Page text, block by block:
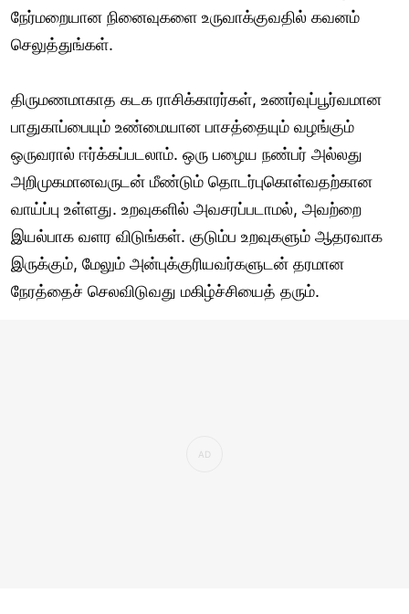
நேர்மறையான நினைவுகளை உருவாக்குவதில் கவனம்
செலுத்துங்கள்.
திருமணமாகாத கடக ராசிக்காரர்கள், உணர்வுப்பூர்வமான
பாதுகாப்பையும் உண்மையான பாசத்தையும் வழங்கும்
ஒருவரால் ஈர்க்கப்படலாம். ஒரு பழைய நண்பர் அல்லது
அறிமுகமானவருடன் மீண்டும் தொடர்புகொள்வதற்கான
வாய்ப்பு உள்ளது. உறவுகளில் அவசரப்படாமல், அவற்றை
இயல்பாக வளர விடுங்கள். குடும்ப உறவுகளும் ஆதரவாக
இருக்கும், மேலும் அன்புக்குரியவர்களுடன் தரமான
நேரத்தைச் செலவிடுவது மகிழ்ச்சியைத் தரும்.